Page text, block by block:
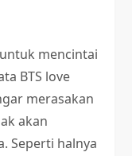
mencintai
BTS love
merasakan
akan
Seperti halnya